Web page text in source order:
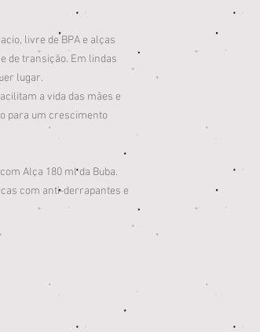
livre de BPA e alças
de transição. Em lindas
lugar.
a vida das mães e
para um crescimento
Alça 180 ml da Buba.
com anti-derrapantes e